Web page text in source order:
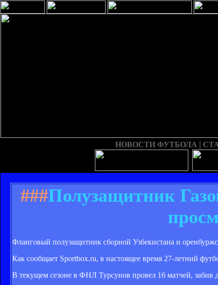
НОВОСТИ ФУТБОЛА |
###Полузащитник
Фланговый полузащитник сборной Узбекистана и
Как сообщает Sportbox.ru, в настоящее время 27-летний
В текущем сезоне в ФНЛ Турсунов провел 16 матчей,